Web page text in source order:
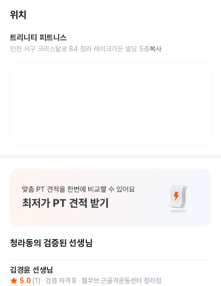
위치
트리니티 피트니스
인천 서구 크리스탈로 84 청라 레이크가든 빌딩 5층복사
청라동의 검증된 선생님
김경윤 선생님
5.0 (1 ) 검증 자격 8
웰무브 근골격운동센터 청라점